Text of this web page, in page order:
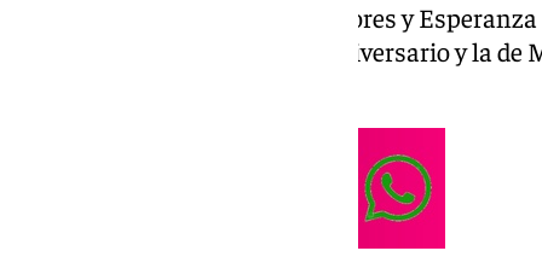
las 22:00 la procesiones de Dolores y
por su veinticinco aniversario y la